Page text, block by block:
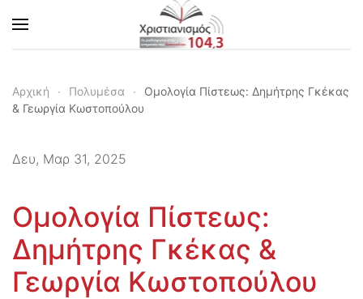
Skip to main content
Αρχική Πολυμέσα
Ομολογία Πίστεως: Δημήτρης Γκέκας
& Γεωργία Κωστοπούλου
Δευ, Μαρ 31, 2025
Ομολογία Πίστεως:
Δημήτρης Γκέκας &
Γεωργία Κωστοπούλου